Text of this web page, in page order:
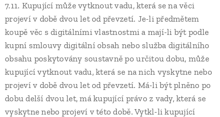
7.11. Kupující může vytknout vadu, která se na věci
projeví v době dvou let od převzetí. Je-li předmětem
koupě věc s digitálními vlastnostmi a mají-li být podle
kupní smlouvy digitální obsah nebo služba digitálního
obsahu poskytovány soustavně po určitou dobu, může
kupující vytknout vadu, která se na nich vyskytne nebo
projeví v době dvou let od převzetí. Má-li být plněno po
dobu delší dvou let, má kupující právo z vady, která se
vyskytne nebo projeví v této době. Vytkl-li kupující